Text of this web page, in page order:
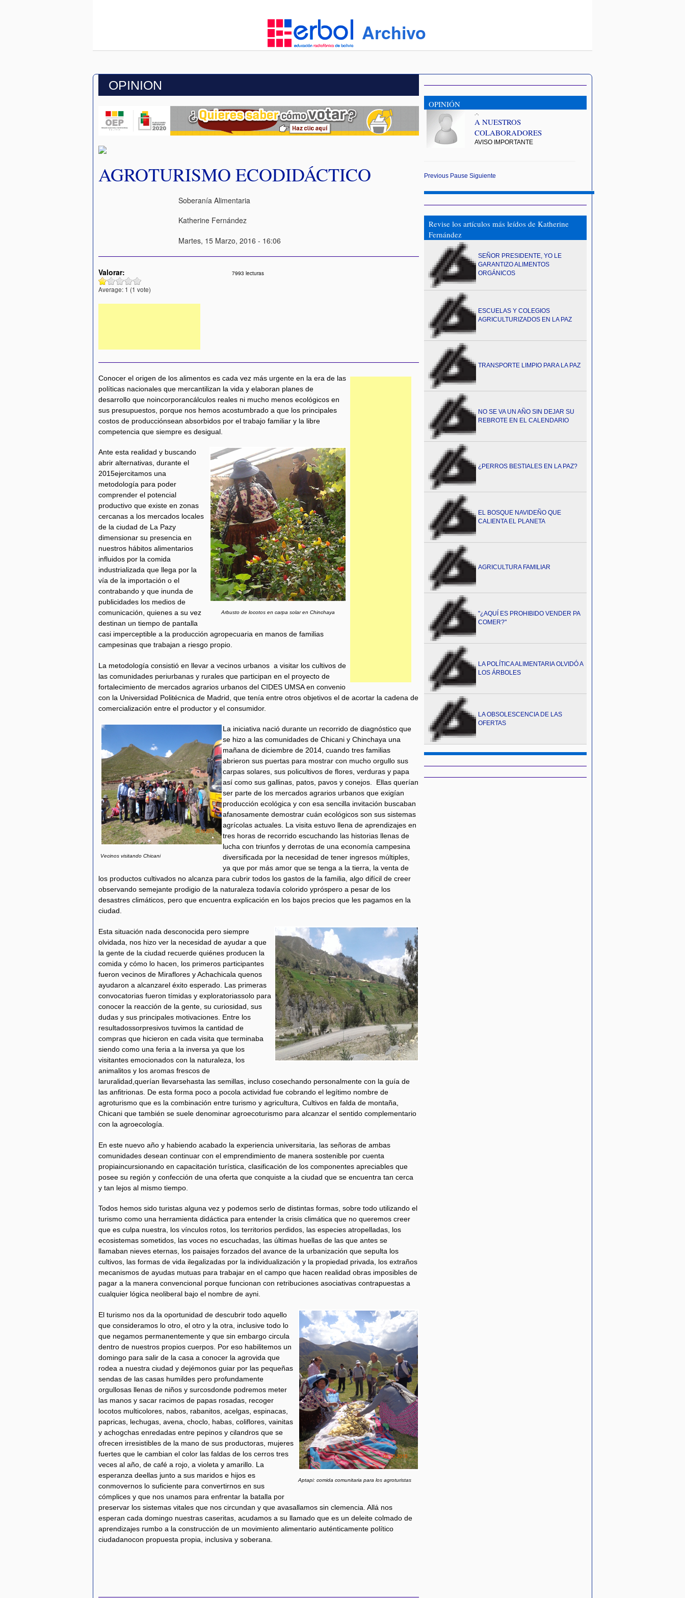
Archivo
OPINION
AGROTURISMO ECODIDÁCTICO
Soberanía Alimentaria
Katherine Fernández
Martes, 15 Marzo, 2016 - 16:06
Valorar:
Average: 1 (1 vote)
7993 lecturas
Conocer el origen de los alimentos es cada vez más urgente en la era de las
políticas nacionales que mercantilizan la vida y elaboran planes de
desarrollo que noincorporancálculos reales ni mucho menos ecológicos en
sus presupuestos, porque nos hemos acostumbrado a que los principales
costos de producciónsean absorbidos por el trabajo familiar y la libre
competencia que siempre es desigual.
Arbusto de locotos en carpa solar en Chinchaya
Ante esta realidad y buscando
abrir alternativas, durante el
2015ejercitamos una
metodología para poder
comprender el potencial
productivo que existe en zonas
cercanas a los mercados locales
de la ciudad de La Pazy
dimensionar su presencia en
nuestros hábitos alimentarios
influidos por la comida
industrializada que llega por la
vía de la importación o el
contrabando y que inunda de
publicidades los medios de
comunicación, quienes a su vez
destinan un tiempo de pantalla
casi imperceptible a la producción agropecuaria en manos de familias
campesinas que trabajan a riesgo propio.
La metodología consistió en llevar a vecinos urbanos a visitar los cultivos de
las comunidades periurbanas y rurales que participan en el proyecto de
fortalecimiento de mercados agrarios urbanos del CIDES UMSA en convenio
con la Universidad Politécnica de Madrid, que tenía entre otros objetivos el de acortar la cadena de
comercialización entre el productor y el consumidor.
Vecinos visitando Chicani
La iniciativa nació durante un recorrido de diagnóstico que
se hizo a las comunidades de Chicani y Chinchaya una
mañana de diciembre de 2014, cuando tres familias
abrieron sus puertas para mostrar con mucho orgullo sus
carpas solares, sus policultivos de flores, verduras y papa
así como sus gallinas, patos, pavos y conejos. Ellas querían
ser parte de los mercados agrarios urbanos que exigían
producción ecológica y con esa sencilla invitación buscaban
afanosamente demostrar cuán ecológicos son sus sistemas
agrícolas actuales. La visita estuvo llena de aprendizajes en
tres horas de recorrido escuchando las historias llenas de
lucha con triunfos y derrotas de una economía campesina
diversificada por la necesidad de tener ingresos múltiples,
ya que por más amor que se tenga a la tierra, la venta de
los productos cultivados no alcanza para cubrir todos los gastos de la familia, algo difícil de creer
observando semejante prodigio de la naturaleza todavía colorido ypróspero a pesar de los
desastres climáticos, pero que encuentra explicación en los bajos precios que les pagamos en la
ciudad.
Esta situación nada desconocida pero siempre
olvidada, nos hizo ver la necesidad de ayudar a que
la gente de la ciudad recuerde quiénes producen la
comida y cómo lo hacen, los primeros participantes
fueron vecinos de Miraflores y Achachicala quenos
ayudaron a alcanzarel éxito esperado. Las primeras
convocatorias fueron tímidas y exploratoriassolo para
conocer la reacción de la gente, su curiosidad, sus
dudas y sus principales motivaciones. Entre los
resultadossorpresivos tuvimos la cantidad de
compras que hicieron en cada visita que terminaba
siendo como una feria a la inversa ya que los
visitantes emocionados con la naturaleza, los
animalitos y los aromas frescos de
laruralidad,querían llevarsehasta las semillas, incluso cosechando personalmente con la guía de
las anfitrionas. De esta forma poco a pocola actividad fue cobrando el legítimo nombre de
agroturismo que es la combinación entre turismo y agricultura, Cultivos en falda de montaña,
Chicani que también se suele denominar agroecoturismo para alcanzar el sentido complementario
con la agroecología.
En este nuevo año y habiendo acabado la experiencia universitaria, las señoras de ambas
comunidades desean continuar con el emprendimiento de manera sostenible por cuenta
propiaincursionando en capacitación turística, clasificación de los componentes apreciables que
posee su región y confección de una oferta que conquiste a la ciudad que se encuentra tan cerca
y tan lejos al mismo tiempo.
Todos hemos sido turistas alguna vez y podemos serlo de distintas formas, sobre todo utilizando el
turismo como una herramienta didáctica para entender la crisis climática que no queremos creer
que es culpa nuestra, los vínculos rotos, los territorios perdidos, las especies atropelladas, los
ecosistemas sometidos, las voces no escuchadas, las últimas huellas de las que antes se
llamaban nieves eternas, los paisajes forzados del avance de la urbanización que sepulta los
cultivos, las formas de vida ilegalizadas por la individualización y la propiedad privada, los extraños
mecanismos de ayudas mutuas para trabajar en el campo que hacen realidad obras imposibles de
pagar a la manera convencional porque funcionan con retribuciones asociativas contrapuestas a
cualquier lógica neoliberal bajo el nombre de ayni.
Aptapi: comida comunitaria para los agroturistas
El turismo nos da la oportunidad de descubrir todo aquello
que consideramos lo otro, el otro y la otra, inclusive todo lo
que negamos permanentemente y que sin embargo circula
dentro de nuestros propios cuerpos. Por eso habilitemos un
domingo para salir de la casa a conocer la agrovida que
rodea a nuestra ciudad y dejémonos guiar por las pequeñas
sendas de las casas humildes pero profundamente
orgullosas llenas de niños y surcosdonde podremos meter
las manos y sacar racimos de papas rosadas, recoger
locotos multicolores, nabos, rabanitos, acelgas, espinacas,
papricas, lechugas, avena, choclo, habas, coliflores, vainitas
y achogchas enredadas entre pepinos y cilandros que se
ofrecen irresistibles de la mano de sus productoras, mujeres
fuertes que le cambian el color las faldas de los cerros tres
veces al año, de café a rojo, a violeta y amarillo. La
esperanza deellas junto a sus maridos e hijos es
conmovernos lo suficiente para convertirnos en sus
cómplices y que nos unamos para enfrentar la batalla por
preservar los sistemas vitales que nos circundan y que avasallamos sin clemencia. Allá nos
esperan cada domingo nuestras caseritas, acudamos a su llamado que es un deleite colmado de
aprendizajes rumbo a la construcción de un movimiento alimentario auténticamente político
ciudadanocon propuesta propia, inclusiva y soberana.
OPINIÓN
.-.
A NUESTROS
COLABORADORES
AVISO IMPORTANTE
Previous Pause Siguiente
Revise los artículos más leídos de Katherine
Fernández
SEÑOR PRESIDENTE, YO LE
GARANTIZO ALIMENTOS
ORGÁNICOS
ESCUELAS Y COLEGIOS
AGRICULTURIZADOS EN LA PAZ
TRANSPORTE LIMPIO PARA LA PAZ
NO SE VA UN AÑO SIN DEJAR SU
REBROTE EN EL CALENDARIO
¿PERROS BESTIALES EN LA PAZ?
EL BOSQUE NAVIDEÑO QUE
CALIENTA EL PLANETA
AGRICULTURA FAMILIAR
"¿AQUÍ ES PROHIBIDO VENDER PA
COMER?"
LA POLÍTICA ALIMENTARIA OLVIDÓ A
LOS ÁRBOLES
LA OBSOLESCENCIA DE LAS
OFERTAS